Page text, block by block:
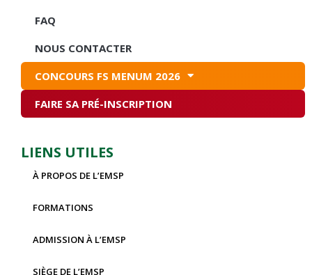
FAQ
NOUS CONTACTER
CONCOURS FS MENUM 2026
FAIRE SA PRÉ-INSCRIPTION
LIENS UTILES
À PROPOS DE L’EMSP
FORMATIONS
ADMISSION À L’EMSP
SIÈGE DE L’EMSP